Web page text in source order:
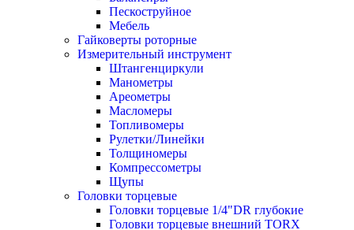
Пескоструйное
Мебель
Гайковерты роторные
Измерительный инструмент
Штангенциркули
Манометры
Ареометры
Масломеры
Топливомеры
Рулетки/Линейки
Толщиномеры
Компрессометры
Щупы
Головки торцевые
Головки торцевые 1/4"DR глубокие
Головки торцевые внешний TORX